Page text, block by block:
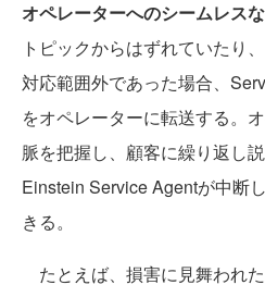
オペレーターへのシームレス
トピックからはずれていたり
対応範囲外であった場合、
をオペレーターに転送する。
脈を把握し、顧客に繰り返し
Einstein Service Agentが中断
きる。
たとえば、損害に見舞われ